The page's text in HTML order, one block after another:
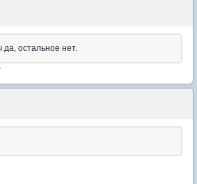
остальное нет.